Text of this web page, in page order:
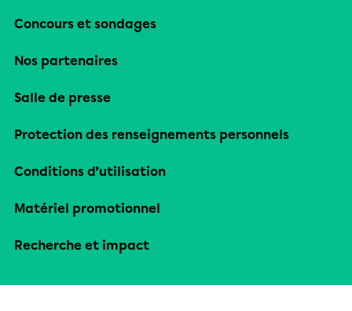
Concours et sondages
Nos partenaires
Salle de presse
Protection des renseignements personnels
Conditions d’utilisation
Matériel promotionnel
Recherche et impact